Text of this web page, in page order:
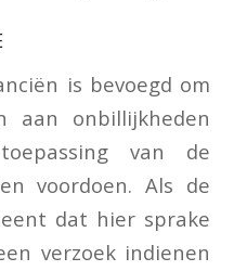
is bevoegd om
aan onbillijkheden
van de
voordoen. Als de
dat hier sprake
verzoek indienen